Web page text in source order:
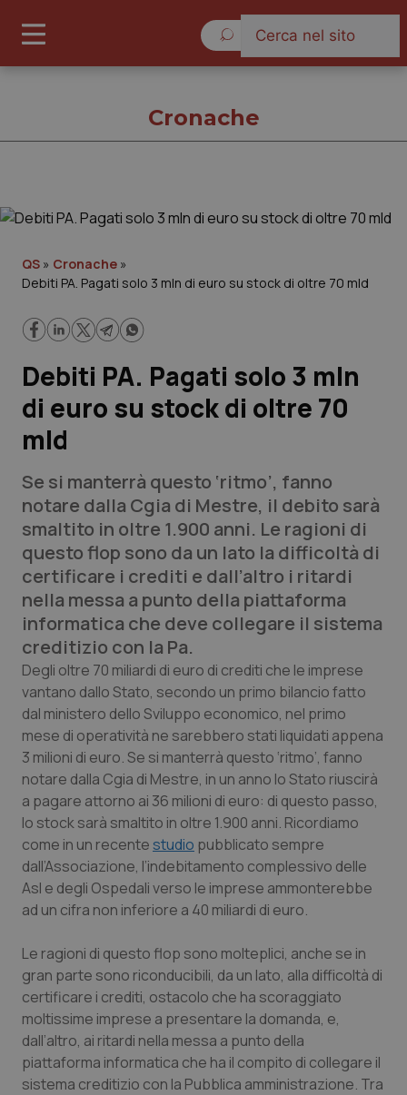
Cronache
Lavoro e Professioni
Scienza e Farmaci
Studi e Analisi
Lettere al direttore
Edizioni Regionali
QS Pro
Professionisti Sanitari.AI
Abruzzo
Basilicata
Calabria
Campania
Emilia-Romagna
Friuli Venezia Giulia
Lazio
Liguria
QS Pro Gold
Artrite & artrosi
Asma & BPCO
Car-T
Colesterolo & coronaropatie
Dermatite Atopica
Diabete & glucometri
Disturbi dell’umore
QS Club Newsletter
Cronache
QS » Cronache »
Debiti PA. Pagati solo 3 mln di euro su stock di oltre 70 mld
Debiti PA. Pagati solo 3 mln
di euro su stock di oltre 70
mld
Se si manterrà questo ‘ritmo’, fanno
notare dalla Cgia di Mestre, il debito sarà
smaltito in oltre 1.900 anni. Le ragioni di
questo flop sono da un lato la difficoltà di
certificare i crediti e dall’altro i ritardi
nella messa a punto della piattaforma
informatica che deve collegare il sistema
creditizio con la Pa.
Degli oltre 70 miliardi di euro di crediti che le imprese
vantano dallo Stato, secondo un primo bilancio fatto
dal ministero dello Sviluppo economico, nel primo
mese di operatività ne sarebbero stati liquidati appena
3 milioni di euro. Se si manterrà questo ‘ritmo’, fanno
notare dalla Cgia di Mestre, in un anno lo Stato riuscirà
a pagare attorno ai 36 milioni di euro: di questo passo,
lo stock sarà smaltito in oltre 1.900 anni. Ricordiamo
come in un recentestudio pubblicato sempre
dall’Associazione, l’indebitamento complessivo delle
Asl e degli Ospedali verso le imprese ammonterebbe
ad un cifra non inferiore a 40 miliardi di euro.
Le ragioni di questo flop sono molteplici, anche se in
gran parte sono riconducibili, da un lato, alla difficoltà di
certificare i crediti, ostacolo che ha scoraggiato
moltissime imprese a presentare la domanda, e,
dall’altro, ai ritardi nella messa a punto della
piattaforma informatica che ha il compito di collegare il
sistema creditizio con la Pubblica amministrazione. Tra